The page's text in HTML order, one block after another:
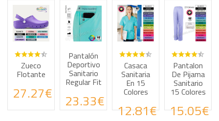
Pantalón
Deportivo
Sanitario
23.33€
Casaca
Sanitaria
En 15
12.81€
Pantalon
De Pijama
Sanitario
15 Colores
15.05€
Blusa
Sanitaria
Unisex
Mika
Alegría -
Infantil